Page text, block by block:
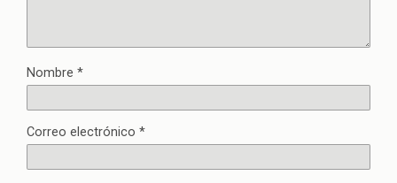
Nombre *
Correo electrónico *